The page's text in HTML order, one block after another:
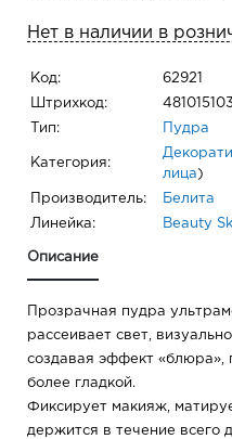
Нет в наличии в
Код: 62921
Штрихкод:
Тип: Пудра
Категория:
лица )
Производитель: Белита
Линейка: Beauty
Описание
Прозрачная пудра
рассеивает свет,
создавая эффект «блюра»,
более гладкой.
Фиксирует макияж,
держится в течение всего